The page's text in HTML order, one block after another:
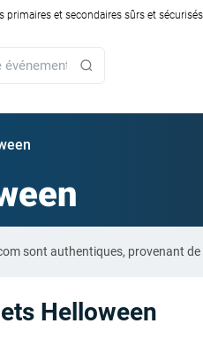
et secondaires sûrs et
sont authentiques, provenant
Helloween